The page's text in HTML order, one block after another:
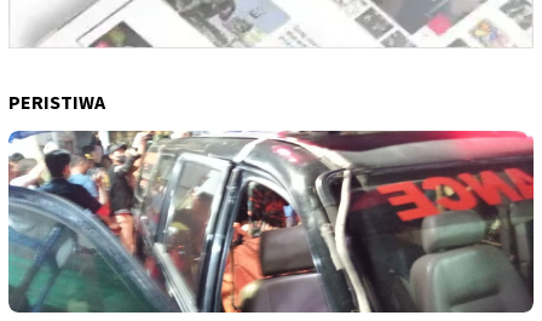
PERISTIWA